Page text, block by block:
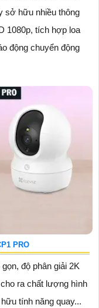
sở hữu nhiều thông
1080p, tích hợp loa
động chuyển động
PRO
độ phân giải 2K
ra chất lượng hình
tính năng quay...